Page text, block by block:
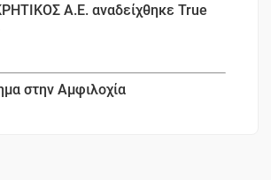
Α.Ε. αναδείχθηκε True
στην Αμφιλοχία